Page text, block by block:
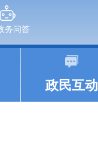
务问答
政民互动